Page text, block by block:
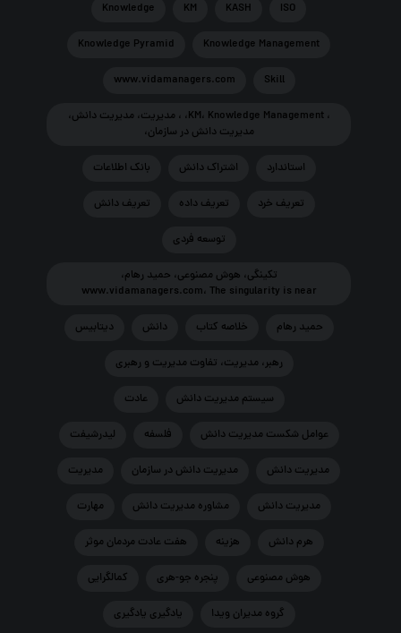
ISO
KASH
KM
Knowledge
Knowledge Management
Knowledge Pyramid
Skill
www.vidamanagers.com
، KM، Knowledge Management، ، مديريت، مديريت دانش،
مديريت دانش در سازمان،
استاندارد اشتراک دانش بانك اطلاعات
تعريف خرد تعريف داده تعريف دانش
توسعه فردی
تکینگی، هوش مصنوعی، حمید رهام،
www.vidamanagers.com، The singularity is near
حمید رهام خلاصه کتاب دانش ديتابيس
رهبر، مدیریت، تفاوت مدیریت و رهبری
سيستم مديريت دانش عادت
عوامل شکست مدیریت دانش فلسفه لیدرشیفت
مديريت دانش مديريت دانش در سازمان مدیریت
مدیریت دانش مشاوره مدیریت دانش مهارت
هرم دانش هزينه هفت عادت مردمان موثر
هوش مصنوعي پنجره جو-هری کمالگرایی
گروه مدیران ویدا یادگیری یادگیری